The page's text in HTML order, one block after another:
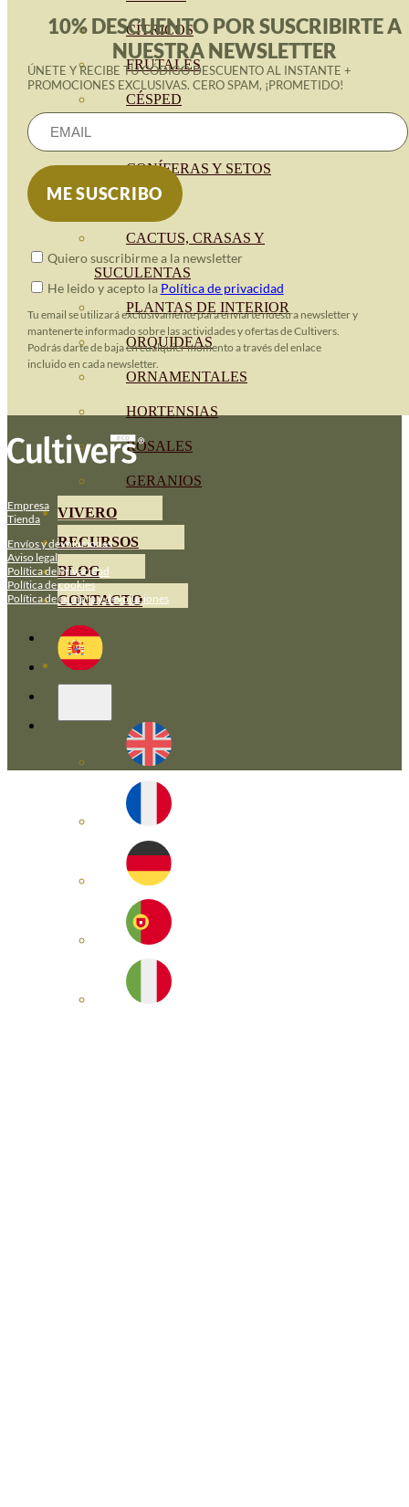
CÍTRICOS
FRUTALES
CÉSPED
CONÍFERAS Y SETOS
OLIVO
CACTUS, CRASAS Y
SUCULENTAS
PLANTAS DE INTERIOR
ORQUIDEAS
ORNAMENTALES
HORTENSIAS
ROSALES
GERANIOS
VIVERO
RECURSOS
BLOG
CONTACTO
10% DESCUENTO POR SUSCRIBIRTE A
NUESTRA NEWSLETTER
ÚNETE Y RECIBE TU CÓDIGO DESCUENTO AL INSTANTE +
PROMOCIONES EXCLUSIVAS. CERO SPAM, ¡PROMETIDO!
Quiero suscribirme a la newsletter
He leido y acepto la Política de privacidad
Tu email se utilizará exclusivamente para enviarte nuestra newsletter y
mantenerte informado sobre las actividades y ofertas de Cultivers.
Podrás darte de baja en cualquier momento a través del enlace
incluido en cada newsletter.
Empresa
Tienda
Envíos y devoluciones
Aviso legal
Política de Privacidad
Política de cookies
Política de compra y devoluciones